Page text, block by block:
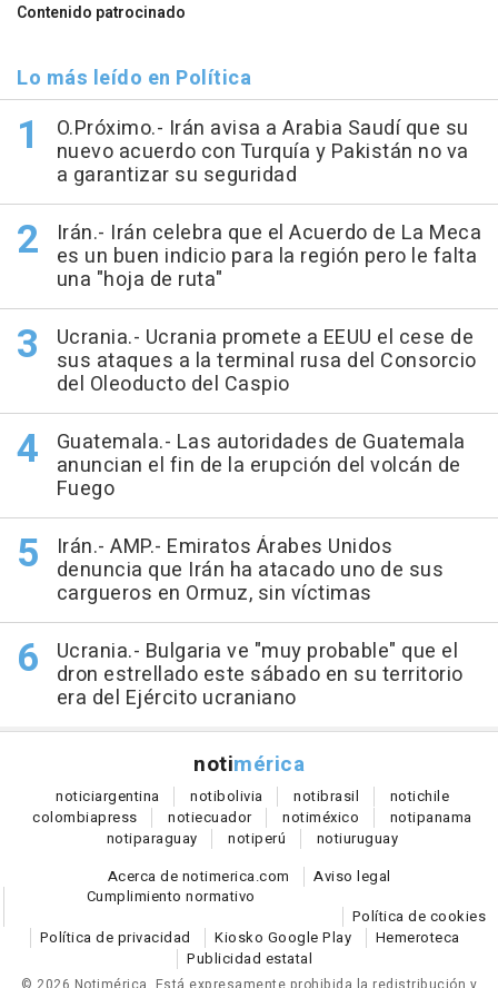
Contenido patrocinado
Lo más leído en Política
O.Próximo.- Irán avisa a Arabia Saudí que su
nuevo acuerdo con Turquía y Pakistán no va
a garantizar su seguridad
Irán.- Irán celebra que el Acuerdo de La Meca
es un buen indicio para la región pero le falta
una "hoja de ruta"
Ucrania.- Ucrania promete a EEUU el cese de
sus ataques a la terminal rusa del Consorcio
del Oleoducto del Caspio
Guatemala.- Las autoridades de Guatemala
anuncian el fin de la erupción del volcán de
Fuego
Irán.- AMP.- Emiratos Árabes Unidos
denuncia que Irán ha atacado uno de sus
cargueros en Ormuz, sin víctimas
Ucrania.- Bulgaria ve "muy probable" que el
dron estrellado este sábado en su territorio
era del Ejército ucraniano
notimérica
noticiargentina notibolivia notibrasil notichile
colombiapress notiecuador notiméxico notipanama
notiparaguay notiperú notiuruguay
Acerca de notimerica.com
Aviso legal
Cumplimiento normativo
Política de cookies
Política de privacidad
Kiosko Google Play
Hemeroteca
Publicidad estatal